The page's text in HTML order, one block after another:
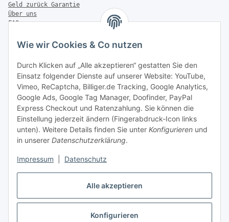
Alle akzeptieren
Konfigurieren
Wie wir Cookies & Co nutzen
Durch Klicken auf „Alle akzeptieren“ gestatten Sie den
Einsatz folgender Dienste auf unserer Website: YouTube,
Vimeo, ReCaptcha, Billiger.de Tracking, Google Analytics,
Google Ads, Google Tag Manager, Doofinder, PayPal
Express Checkout und Ratenzahlung. Sie können die
Einstellung jederzeit ändern (Fingerabdruck-Icon links
unten). Weitere Details finden Sie unter Konfigurieren und
in unserer Datenschutzerklärung.
Impressum Datenschutz
Geld zurück Garantie
Über uns
FAQ
Zahlung & Versand
Versandinformationen
Sonstiges